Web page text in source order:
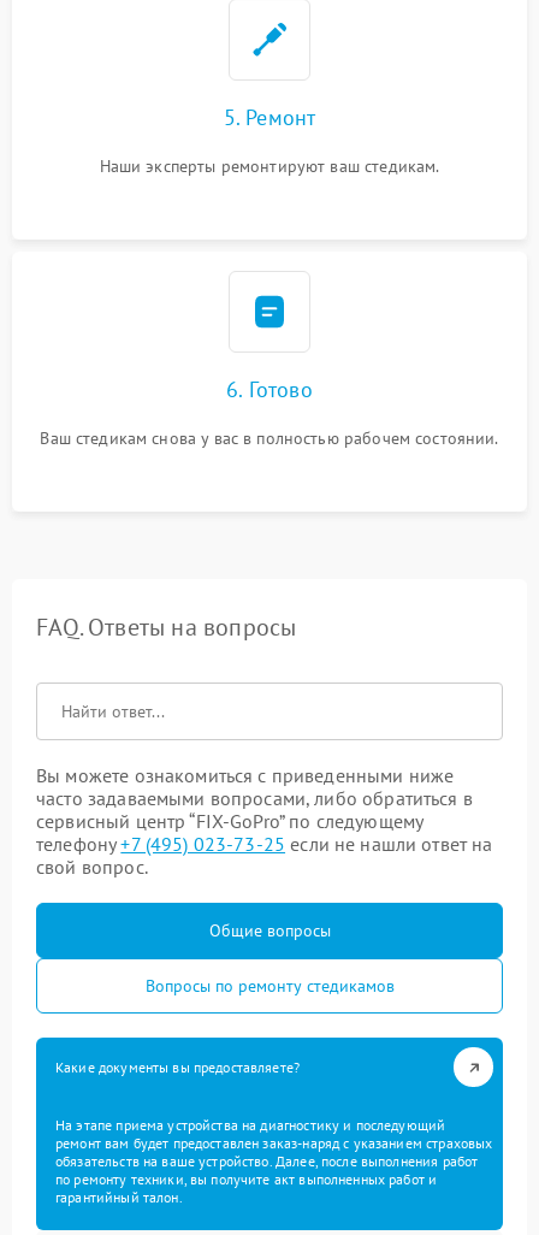
5. Ремонт
Наши эксперты ремонтируют ваш стедикам.
6. Готово
Ваш стедикам снова у вас в полностью рабочем состоянии.
FAQ. Ответы на вопросы
Вы можете ознакомиться с приведенными ниже
часто задаваемыми вопросами, либо обратиться в
сервисный центр “FIX-GoPro” по следующему
телефону+7 (495) 023-73-25 если не нашли ответ на
свой вопрос.
Общие вопросы
Вопросы по ремонту стедикамов
Какие документы вы предоставляете?
На этапе приема устройства на диагностику и последующий
ремонт вам будет предоставлен заказ-наряд с указанием страховых
обязательств на ваше устройство. Далее, после выполнения работ
по ремонту техники, вы получите акт выполненных работ и
гарантийный талон.